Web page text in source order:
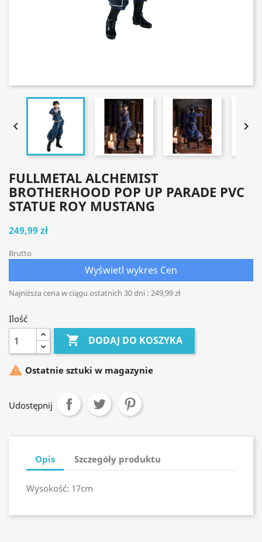
 
FULLMETAL ALCHEMIST
BROTHERHOOD POP UP PARADE PVC
STATUE ROY MUSTANG
249,99 zł
Brutto
Wyświetl wykres Cen
Najniższa cena w ciągu ostatnich 30 dni : 249,99 zł
Ilość
 DODAJ DO KOSZYKA
 Ostatnie sztuki w magazynie
Udostępnij
Opis Szczegóły produktu
Wysokość: 17cm